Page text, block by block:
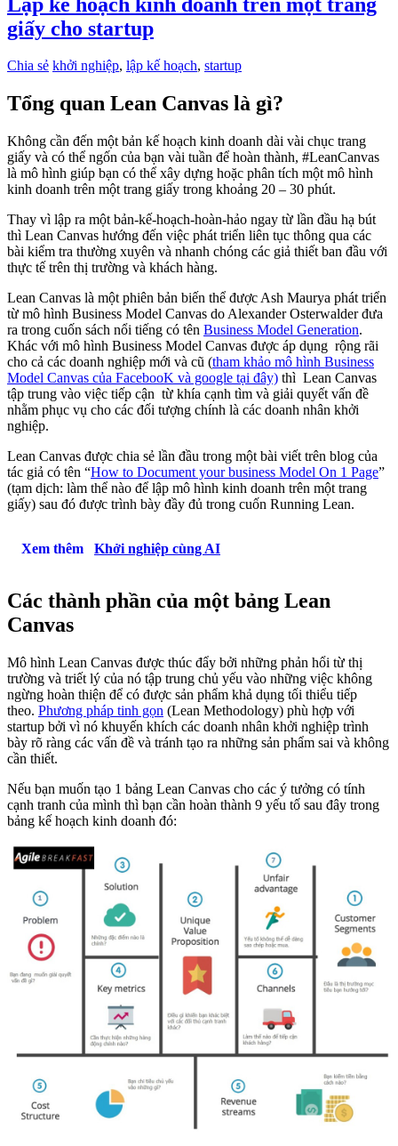
giấy cho startup
Chia sẻ khởi nghiệp, lập kế hoạch, startup
Tổng quan Lean Canvas là gì?
Không cần đến một bản kế hoạch kinh doanh dài vài chục trang
giấy và có thể ngốn của bạn vài tuần để hoàn thành, #LeanCanvas
là mô hình giúp bạn có thể xây dựng hoặc phân tích một mô hình
kinh doanh trên một trang giấy trong khoảng 20 – 30 phút.
Thay vì lập ra một bản-kế-hoạch-hoàn-hảo ngay từ lần đầu hạ bút
thì Lean Canvas hướng đến việc phát triển liên tục thông qua các
bài kiểm tra thường xuyên và nhanh chóng các giả thiết ban đầu với
thực tế trên thị trường và khách hàng.
Lean Canvas là một phiên bản biến thể được Ash Maurya phát triển
từ mô hình Business Model Canvas do Alexander Osterwalder đưa
ra trong cuốn sách nổi tiếng có tên Business Model Generation.
Khác với mô hình Business Model Canvas được áp dụng rộng rãi
cho cả các doanh nghiệp mới và cũ (tham khảo mô hình Business
Model Canvas của FacebooK và google tại đây) thì Lean Canvas
tập trung vào việc tiếp cận từ khía cạnh tìm và giải quyết vấn đề
nhằm phục vụ cho các đối tượng chính là các doanh nhân khởi
nghiệp.
Lean Canvas được chia sẻ lần đầu trong một bài viết trên blog của
tác giả có tên “How to Document your business Model On 1 Page”
(tạm dịch: làm thể nào để lập mô hình kinh doanh trên một trang
giấy) sau đó được trình bày đầy đủ trong cuốn Running Lean.
Xem thêm Khởi nghiệp cùng AI
Các thành phần của một bảng Lean
Canvas
Mô hình Lean Canvas được thúc đẩy bởi những phản hổi từ thị
trường và triết lý của nó tập trung chủ yếu vào những việc không
ngừng hoàn thiện để có được sản phẩm khả dụng tối thiểu tiếp
theo. Phương pháp tinh gọn (Lean Methodology) phù hợp với
startup bởi vì nó khuyến khích các doanh nhân khởi nghiệp trình
bày rõ ràng các vấn đề và tránh tạo ra những sản phẩm sai và không
cần thiết.
Nếu bạn muốn tạo 1 bảng Lean Canvas cho các ý tưởng có tính
cạnh tranh của mình thì bạn cần hoàn thành 9 yếu tố sau đây trong
bảng kế hoạch kinh doanh đó: